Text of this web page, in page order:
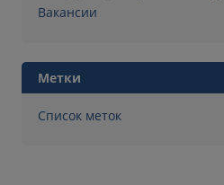
Вакансии
Метки
Список меток